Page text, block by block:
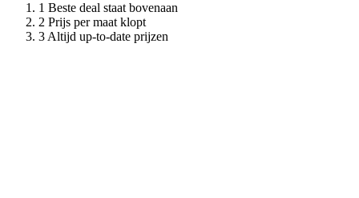
Beste deal staat bovenaan
Prijs per maat klopt
Altijd up-to-date prijzen